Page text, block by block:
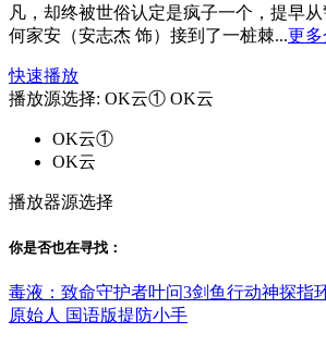
凡，却终被世俗认定是疯子一个，提早
何家安（安志杰 饰）接到了一桩棘...更多
快速播放
播放源选择: OK云① OK云
OK云①
OK云
播放器源选择
你是否也在寻找 ：
毒液：致命守护者叶问3剑鱼行动神探指
原始人 国语版提防小手